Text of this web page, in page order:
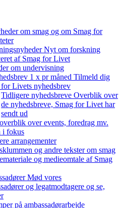
om smag og om Smag for
Nyt om forskning
af Smag for Livet
om undervisning
1 x pr måned Tilmeld dig
for Livets nyhedsbrev
Tidligere nyhedsbreve Overblik over
de nyhedsbreve, Smag for Livet har
sendt ud
over events, foredrag mv.
i fokus
arrangementer
og andre tekster om smag
og medieomtale af Smag
Mød vores
og legatmodtagere og se,
på ambassadørarbejde